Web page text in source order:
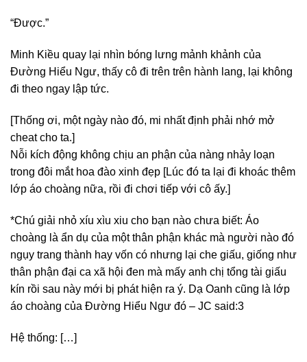
“Được.”
Minh Kiều quay lại nhìn bóng lưng mảnh khảnh của
Đường Hiểu Ngư, thấy cô đi trên trên hành lang, lại không
đi theo ngay lập tức.
[Thống ơi, một ngày nào đó, mi nhất định phải nhớ mở
cheat cho ta.]
Nỗi kích động không chịu an phận của nàng nhảy loạn
trong đôi mắt hoa đào xinh đẹp [Lúc đó ta lại đi khoác thêm
lớp áo choàng nữa, rồi đi chơi tiếp với cô ấy.]
*Chú giải nhỏ xíu xìu xiu cho bạn nào chưa biết: Áo
choàng là ẩn dụ của một thân phận khác mà người nào đó
ngụy trang thành hay vốn có nhưng lại che giấu, giống như
thân phận đại ca xã hội đen mà mấy anh chị tổng tài giấu
kín rồi sau này mới bị phát hiện ra ý. Dạ Oanh cũng là lớp
áo choàng của Đường Hiểu Ngư đó – JC said:3
Hệ thống: […]